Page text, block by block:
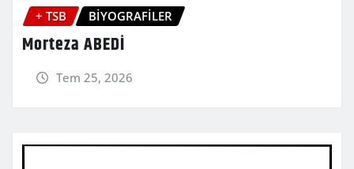
+ TSB BİYOGRAFİLER
Morteza ABEDİ
Tem 25, 2026